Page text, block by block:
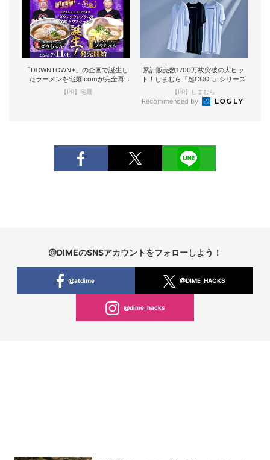
「DOWNTOWN+」の企画で誕生し
たラーメンを宅麺.comが完全再
現！
【PR】宅麺
累計販売数1700万枚突破の大ヒッ
ト！しまむら『超COOL』シリーズ
【PR】しまむら
Recommended by
@DIMEのSNSアカウントをフォローしよう！
@atdime @DIME_HACKS
@dime_hacks